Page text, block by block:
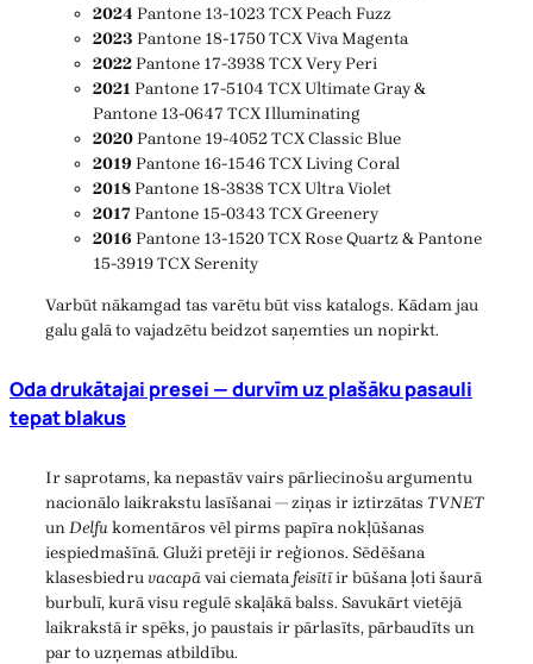
2024 Pantone 13-1023 TCX Peach Fuzz
2023 Pantone 18-1750 TCX Viva Magenta
2022Pantone 17-3938 TCX Very Peri
2021Pantone 17-5104 TCX Ultimate Gray &
Pantone 13-0647 TCX Illuminating
2020Pantone 19-4052 TCX Classic Blue
2019 Pantone 16-1546 TCX Living Coral
2018Pantone 18-3838 TCX Ultra Violet
2017Pantone 15-0343 TCX Greenery
2016 Pantone 13-1520 TCX Rose Quartz & Pantone
15-3919 TCX Serenity
Varbūt nākamgad tas varētu būt viss katalogs. Kādam jau
galu galā to vajadzētu beidzot saņemties un nopirkt.
Oda drukātajai presei — durvīm uz plašāku pasauli
tepat blakus
Ir saprotams, ka nepastāv vairs pārliecinošu argumentu
nacionālo laikrakstu lasīšanai — ziņas ir iztirzātas TVNET
unDelfukomentāros vēl pirms papīra nokļūšanas
iespiedmašīnā. Gluži pretēji ir reģionos. Sēdēšana
klasesbiedruvacapāvai ciematafeisītīir būšana ļoti šaurā
burbulī, kurā visu regulē skaļākā balss. Savukārt vietējā
laikrakstā ir spēks, jo paustais ir pārlasīts, pārbaudīts un
par to uzņemas atbildību.